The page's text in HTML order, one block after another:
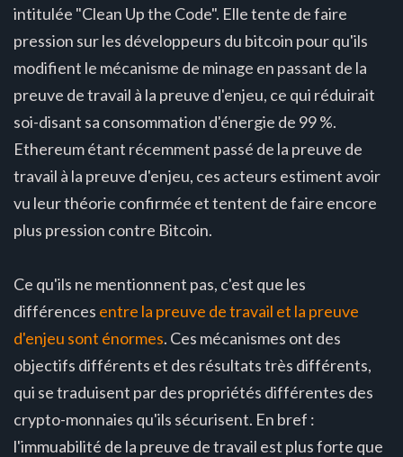
intitulée "Clean Up the Code". Elle tente de faire
pression sur les développeurs du bitcoin pour qu'ils
modifient le mécanisme de minage en passant de la
preuve de travail à la preuve d'enjeu, ce qui réduirait
soi-disant sa consommation d'énergie de 99 %.
Ethereum étant récemment passé de la preuve de
travail à la preuve d'enjeu, ces acteurs estiment avoir
vu leur théorie confirmée et tentent de faire encore
plus pression contre Bitcoin.
Ce qu'ils ne mentionnent pas, c'est que les
différences entre la preuve de travail et la preuve
d'enjeu sont énormes. Ces mécanismes ont des
objectifs différents et des résultats très différents,
qui se traduisent par des propriétés différentes des
crypto-monnaies qu'ils sécurisent. En bref :
l'immuabilité de la preuve de travail est plus forte que